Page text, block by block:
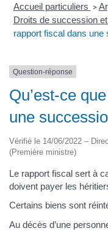
Accueil particuliers >
Droits de succession
rapport fiscal dans une
Question-réponse
Qu’est-ce
une
Vérifié le 14/06/2022 –
(Première ministre)
Le rapport fiscal sert à
doivent payer les
Certains biens sont
Au décès d’une